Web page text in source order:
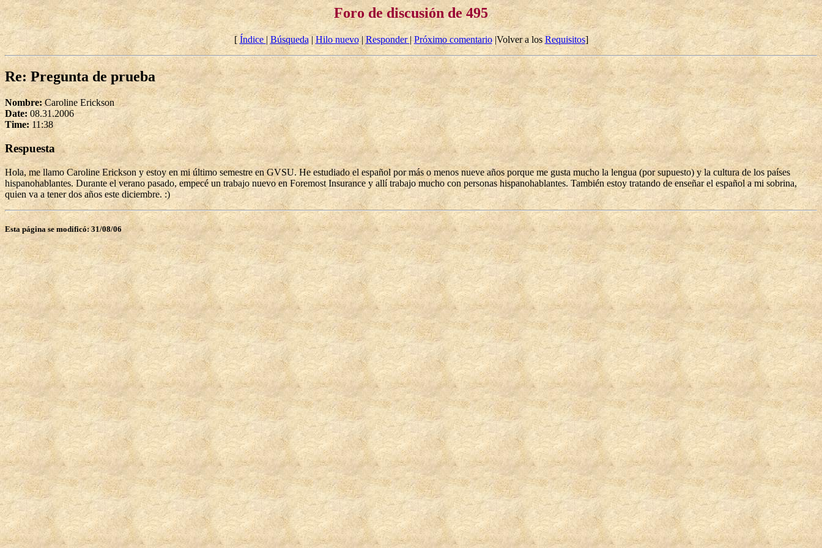
Foro de discusión de 495
[Índice| Búsqueda|Hilo nuevo| Responder|Próximo comentario|Volver a losRequisitos]
Re: Pregunta de prueba
Nombre:Caroline Erickson
Date: 08.31.2006
Time: 11:38
Respuesta
Hola, me llamo Caroline Erickson y estoy en mi último semestre en GVSU. He estudiado el español por más o menos nueve años porque me gusta mucho la lengua (por supuesto) y la cultura de los países
hispanohablantes. Durante el verano pasado, empecé un trabajo nuevo en Foremost Insurance y allí trabajo mucho con personas hispanohablantes. También estoy tratando de enseñar el español a mi sobrina,
quien va a tener dos años este diciembre. :)
Esta página se modificó: 31/08/06